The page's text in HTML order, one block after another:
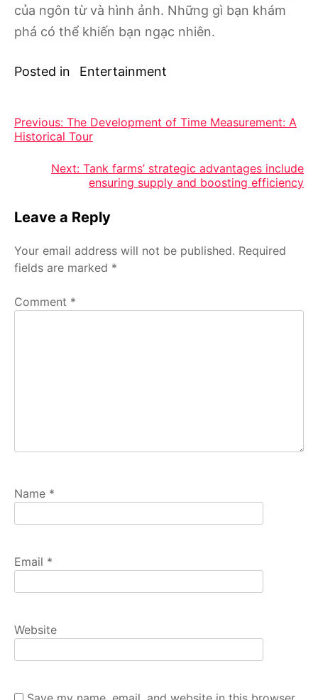
của ngôn từ và hình ảnh. Những gì bạn khám
phá có thể khiến bạn ngạc nhiên.
Posted in Entertainment
Post
navigation
Previous: The Development of Time Measurement: A
Historical Tour
Next: Tank farms’ strategic advantages include
ensuring supply and boosting efficiency
Leave a Reply
Your email address will not be published. Required
fields are marked *
Comment *
Name *
Email *
Website